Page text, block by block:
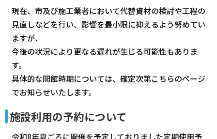
現在、市及び施工業者において代替資材の検討や工程の
見直しなどを行い、影響を最小限に抑えるよう努めてい
ますが、
今後の状況により更なる遅れが生じる可能性もありま
す。
具体的な開館時期については、確定次第こちらのページ
でお知らせいたします。
施設利用の予約について